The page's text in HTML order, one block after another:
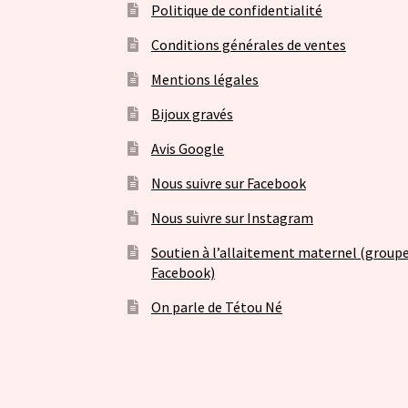
Politique de confidentialité
Conditions générales de ventes
Mentions légales
Bijoux gravés
Avis Google
Nous suivre sur Facebook
Nous suivre sur Instagram
Soutien à l’allaitement maternel
Facebook)
On parle de Tétou Né